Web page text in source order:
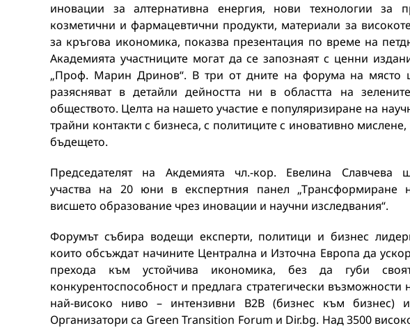
иновации за алтернативна енергия, нови технологии за
козметични и фармацевтични продукти, материали за
за кръгова икономика, показва презентация по време на
Академията участниците могат да се запознаят с ценни
„Проф. Марин Дринов“. В три от дните на форума на място
разясняват в детайли дейността ни в областта на
обществото. Целта на нашето участие е популяризиране на
трайни контакти с бизнеса, с политиците с иновативно
бъдещето.
Председателят на Акдемията чл.-кор. Евелина Славчева
участва на 20 юни в експертния панел „Трансформиране
висшето образование чрез иновации и научни изследвания“.
Форумът събира водещи експерти, политици и бизнес
които обсъждат начините Централна и Източна Европа да
прехода към устойчива икономика, без да губи
конкурентоспособност и предлага стратегически възможности
най-високо ниво – интензивни B2B (бизнес към бизнес)
Организатори са Green Transition Forum и Dir.bg. Над 3500